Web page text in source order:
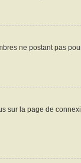
ne postant pas
sur la page de